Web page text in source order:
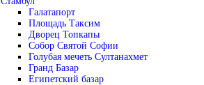
Галатапорт
Площадь Таксим
Дворец Топкапы
Собор Святой Софии
Голубая мечеть Султанахмет
Гранд Базар
Египетский базар